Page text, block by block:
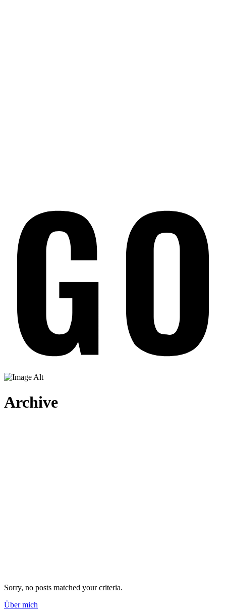
Archive
Sorry, no posts matched your criteria.
Über mich